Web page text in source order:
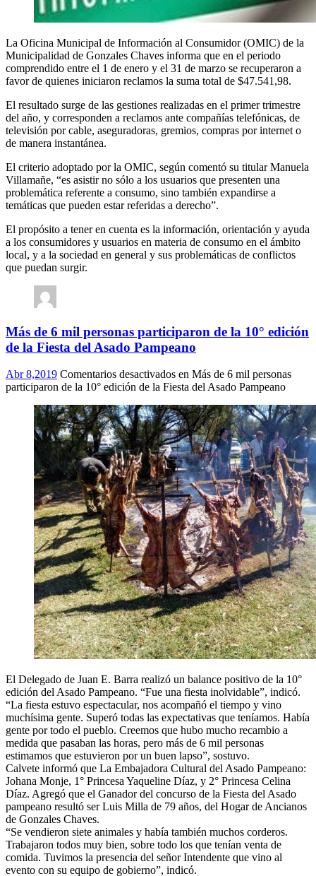
La Oficina Municipal de Información al Consumidor (OMIC) de la
Municipalidad de Gonzales Chaves informa que en el periodo
comprendido entre el 1 de enero y el 31 de marzo se recuperaron a
favor de quienes iniciaron reclamos la suma total de $47.541,98.
El resultado surge de las gestiones realizadas en el primer trimestre
del año, y corresponden a reclamos ante compañías telefónicas, de
televisión por cable, aseguradoras, gremios, compras por internet o
de manera instantánea.
El criterio adoptado por la OMIC, según comentó su titular Manuela
Villamañe, “es asistir no sólo a los usuarios que presenten una
problemática referente a consumo, sino también expandirse a
temáticas que pueden estar referidas a derecho”.
El propósito a tener en cuenta es la información, orientación y ayuda
a los consumidores y usuarios en materia de consumo en el ámbito
local, y a la sociedad en general y sus problemáticas de conflictos
que puedan surgir.
Más de 6 mil personas participaron de la 10° edición
de la Fiesta del Asado Pampeano
Abr 8,2019 Comentarios desactivados en Más de 6 mil personas
participaron de la 10° edición de la Fiesta del Asado Pampeano
El Delegado de Juan E. Barra realizó un balance positivo de la 10°
edición del Asado Pampeano. “Fue una fiesta inolvidable”, indicó.
“La fiesta estuvo espectacular, nos acompañó el tiempo y vino
muchísima gente. Superó todas las expectativas que teníamos. Había
gente por todo el pueblo. Creemos que hubo mucho recambio a
medida que pasaban las horas, pero más de 6 mil personas
estimamos que estuvieron por un buen lapso”, sostuvo.
Calvete informó que La Embajadora Cultural del Asado Pampeano:
Johana Monje, 1° Princesa Yaqueline Díaz, y 2° Princesa Celina
Díaz. Agregó que el Ganador del concurso de la Fiesta del Asado
pampeano resultó ser Luis Milla de 79 años, del Hogar de Ancianos
de Gonzales Chaves.
“Se vendieron siete animales y había también muchos corderos.
Trabajaron todos muy bien, sobre todo los que tenían venta de
comida. Tuvimos la presencia del señor Intendente que vino al
evento con su equipo de gobierno”, indicó.